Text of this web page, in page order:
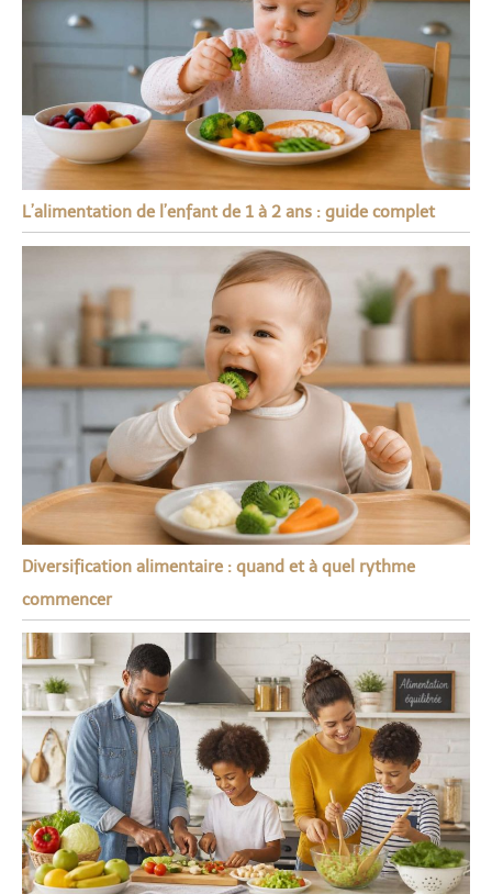
L’alimentation de l’enfant de 1 à 2 ans : guide complet
Diversification alimentaire : quand et à quel rythme
commencer